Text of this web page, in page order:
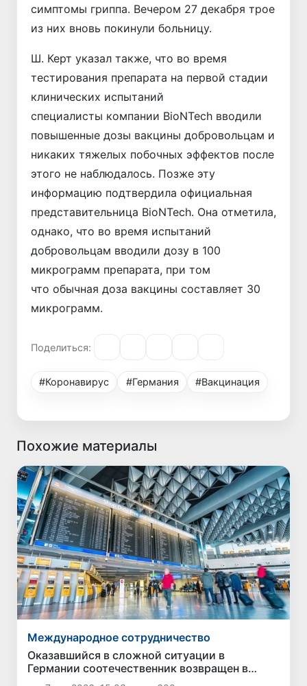
симптомы гриппа. Вечером 27 декабря трое
из них вновь покинули больницу.
Ш. Керт указал также, что во время
тестирования препарата на первой стадии
клинических испытаний
специалисты компании BioNTech вводили
повышенные дозы вакцины добровольцам и
никаких тяжелых побочных эффектов после
этого не наблюдалось. Позже эту
информацию подтвердила официальная
представительница BioNTech. Она отметила,
однако, что во время испытаний
добровольцам вводили дозу в 100
микрограмм препарата, при том
что обычная доза вакцины составляет 30
микрограмм.
Поделиться:
#Коронавирус #Германия #Вакцинация
Похожие материалы
Международное сотрудничество
Оказавшийся в сложной ситуации в
Германии соотечественник возвращен в
Узбекистан